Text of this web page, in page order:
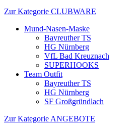
Zur Kategorie CLUBWARE
Mund-Nasen-Maske
Bayreuther TS
HG Nürnberg
VfL Bad Kreuznach
SUPERHOOKS
Team Outfit
Bayreuther TS
HG Nürnberg
SF Großgründlach
Zur Kategorie ANGEBOTE